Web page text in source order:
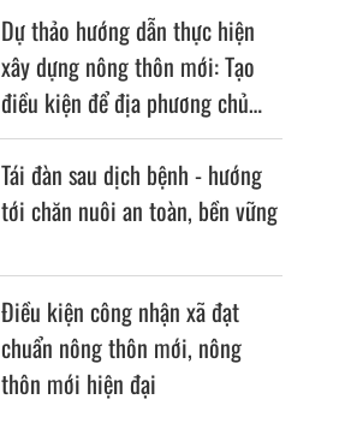
Dự thảo hướng dẫn thực hiện
xây dựng nông thôn mới: Tạo
điều kiện để địa phương chủ
động, linh hoạt
Tái đàn sau dịch bệnh - hướng
tới chăn nuôi an toàn, bền vững
Điều kiện công nhận xã đạt
chuẩn nông thôn mới, nông
thôn mới hiện đại